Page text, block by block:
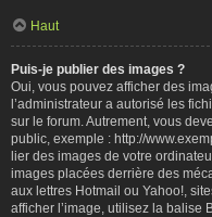
Haut
Puis-je publier des images ?
Oui, vous pouvez afficher des
l’administrateur a autorisé les
sur le forum. Autrement, vous
public, exemple : http://
lier des images de votre
images placées derrière des
aux lettres Hotmail ou Yahoo!,
afficher l’image, utilisez la balise